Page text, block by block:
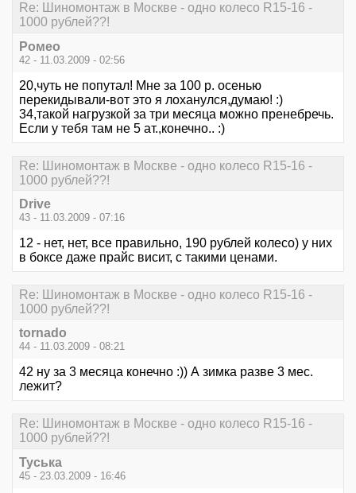
Re: Шиномонтаж в Москве - одно колесо R15-16 -
1000 рублей??!
Ромео
42 - 11.03.2009 - 02:56
20,чуть не попутал! Мне за 100 р. осенью
перекидывали-вот это я лоханулся,думаю! :)
34,такой нагрузкой за три месяца можно пренебречь.
Если у тебя там не 5 ат.,конечно.. :)
Re: Шиномонтаж в Москве - одно колесо R15-16 -
1000 рублей??!
Drive
43 - 11.03.2009 - 07:16
12 - нет, нет, все правильно, 190 рублей колесо) у них
в боксе даже прайс висит, с такими ценами.
Re: Шиномонтаж в Москве - одно колесо R15-16 -
1000 рублей??!
tornado
44 - 11.03.2009 - 08:21
42 ну за 3 месяца конечно :)) А зимка разве 3 мес.
лежит?
Re: Шиномонтаж в Москве - одно колесо R15-16 -
1000 рублей??!
Туська
45 - 23.03.2009 - 16:46